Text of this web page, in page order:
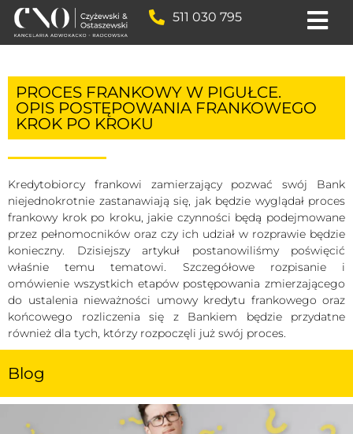
511 030 795
PROCES FRANKOWY W PIGUŁCE.
OPIS POSTĘPOWANIA FRANKOWEGO
KROK PO KROKU
Kredytobiorcy frankowi zamierzający pozwać swój Bank
niejednokrotnie zastanawiają się, jak będzie wyglądał proces
frankowy krok po kroku, jakie czynności będą podejmowane
przez pełnomocników oraz czy ich udział w rozprawie będzie
konieczny. Dzisiejszy artykuł postanowiliśmy poświęcić
właśnie temu tematowi. Szczegółowe rozpisanie i
omówienie wszystkich etapów postępowania zmierzającego
do ustalenia nieważności umowy kredytu frankowego oraz
końcowego rozliczenia się z Bankiem będzie przydatne
również dla tych, którzy rozpoczęli już swój proces.
Blog